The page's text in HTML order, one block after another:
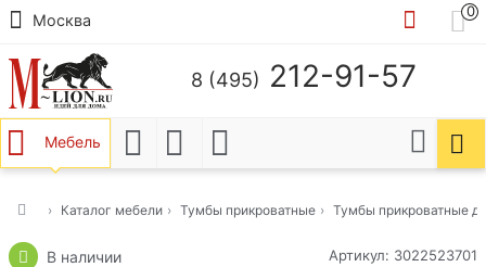
Москва
0
8 (495) 212-91-57
Мебель
Каталог мебели Тумбы прикроватные Тумбы прикроватные
В наличии Артикул: 3022523701